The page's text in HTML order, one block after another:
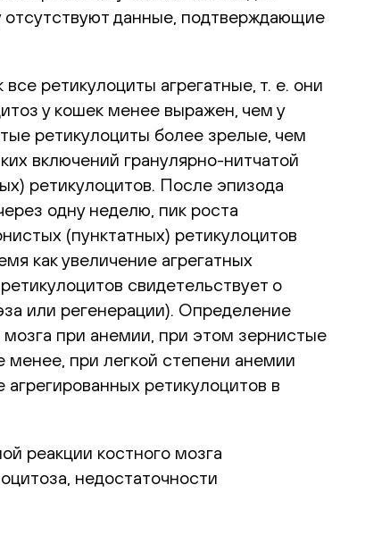
отсутствуют данные, подтверждающие
ретикулоциты агрегатные, т. е. они
у кошек менее выражен, чем у
ретикулоциты более зрелые, чем
включений гранулярно-нитчатой
ретикулоцитов. После эпизода
одну неделю, пик роста
(пунктатных) ретикулоцитов
как увеличение агрегатных
свидетельствует о
или регенерации). Определение
мозга при анемии, при этом зернистые
при легкой степени анемии
ретикулоцитов в
реакции костного мозга
недостаточности